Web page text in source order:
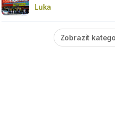
Luka
Zobrazit